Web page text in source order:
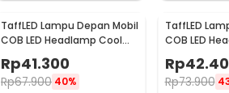
TaffLED Lampu Depan Mobil
COB LED Headlamp Cool
White IP65 32V 9006/HB4 -
S2
Rp41.300
Rp67.900 40%
TaffLED
COB LED
Rp
Rp73.900